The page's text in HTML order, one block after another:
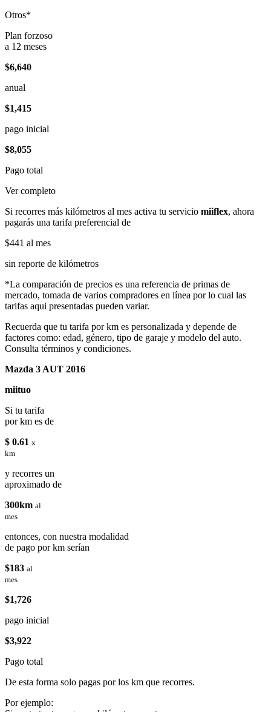
Otros*
Plan forzoso
a 12 meses
$6,640
anual
$1,415
pago inicial
$8,055
Pago total
Ver completo
Si recorres más kilómetros al mes activa tu servicio miiflex, ahora
pagarás una tarifa preferencial de
$441 al mes
sin reporte de kilómetros
*La comparación de precios es una referencia de primas de
mercado, tomada de varios compradores en línea por lo cual las
tarifas aqui presentadas pueden variar.
Recuerda que tu tarifa por km es personalizada y depende de
factores como: edad, género, tipo de garaje y modelo del auto.
Consulta términos y condiciones.
Mazda 3 AUT 2016
miituo
Si tu tarifa
por km es de
$ 0.61 x
km
y recorres un
aproximado de
300km al
mes
entonces, con nuestra modalidad
de pago por km serían
$183 al
mes
$1,726
pago inicial
$3,922
Pago total
De esta forma solo pagas por los km que recorres.
Por ejemplo: